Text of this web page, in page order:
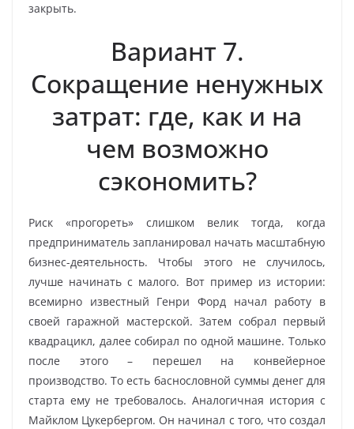
закрыть.
Вариант 7.
Сокращение ненужных
затрат: где, как и на
чем возможно
сэкономить?
Риск «прогореть» слишком велик тогда, когда
предприниматель запланировал начать масштабную
бизнес-деятельность. Чтобы этого не случилось,
лучше начинать с малого. Вот пример из истории:
всемирно известный Генри Форд начал работу в
своей гаражной мастерской. Затем собрал первый
квадрацикл, далее собирал по одной машине. Только
после этого – перешел на конвейерное
производство. То есть баснословной суммы денег для
старта ему не требовалось. Аналогичная история с
Майклом Цукербергом. Он начинал с того, что создал